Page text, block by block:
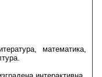
математика,